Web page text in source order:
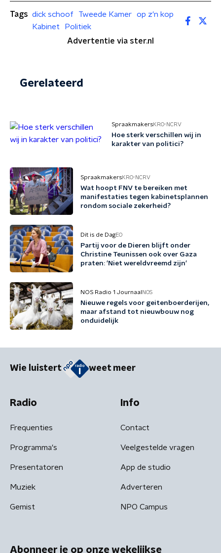
Tags dick schoof Tweede Kamer
op z'n kop
Kabinet
Politiek
Advertentie via ster.nl
Gerelateerd
SpraakmakersKRO-NCRV
Hoe sterk verschillen wij in
karakter van politici?
SpraakmakersKRO-NCRV
Wat hoopt FNV te bereiken met
manifestaties tegen kabinetsplannen
rondom sociale zekerheid?
Dit is de DagEO
Partij voor de Dieren blijft onder
Christine Teunissen ook over Gaza
praten: 'Niet wereldvreemd zijn'
NOS Radio 1 Journaal NOS
Nieuwe regels voor geitenboerderijen,
maar afstand tot nieuwbouw nog
onduidelijk
Wie luistert weet meer
Radio
Frequenties
Programma's
Presentatoren
Muziek
Gemist
Info
Contact
Veelgestelde vragen
App de studio
Adverteren
NPO Campus
Abonneer je op onze wekelijkse